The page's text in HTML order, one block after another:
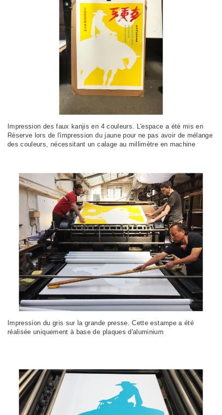
Impression des faux kanjis en 4 couleurs. L'espace a été mis en
Réserve lors de l'impression du jaune pour ne pas avoir de mélange
des couleurs, nécessitant un calage au millimètre en machine
Impression du gris sur la grande presse. Cette estampe a été
réalisée uniquement à base de plaques d'aluminium